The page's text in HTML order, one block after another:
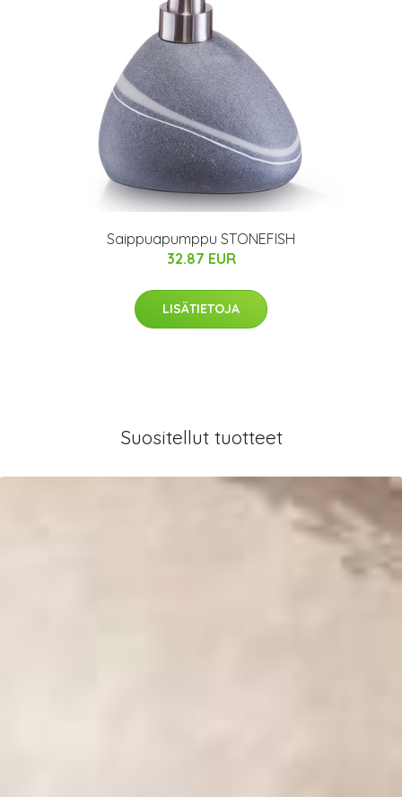
Saippuapumppu STONEFISH
32.87 EUR
LISÄTIETOJA
Suositellut tuotteet